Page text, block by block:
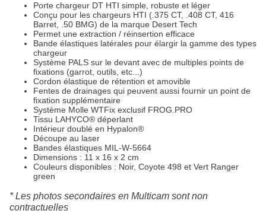
Porte chargeur DT HTI simple, robuste et léger
Conçu pour les chargeurs HTI (.375 CT, .408 CT, 416
Barret, .50 BMG) de la marque Desert Tech
Permet une extraction / réinsertion efficace
Bande élastiques latérales pour élargir la gamme des types
chargeur
Système PALS sur le devant avec de multiples points de
fixations (garrot, outils, etc...)
Cordon élastique de rétention et amovible
Fentes de drainages qui peuvent aussi fournir un point de
fixation supplémentaire
Système Molle WTFix exclusif FROG.PRO
Tissu LAHYCO® déperlant
Intérieur doublé en Hypalon®
Découpe au laser
Bandes élastiques MIL-W-5664
Dimensions : 11 x 16 x 2 cm
Couleurs disponibles : Noir, Coyote 498 et Vert Ranger
green
* Les photos secondaires en Multicam sont non
contractuelles